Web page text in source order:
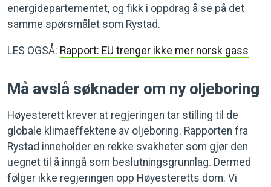
energidepartementet, og fikk i oppdrag å se på det
samme spørsmålet som Rystad.
LES OGSÅ: Rapport: EU trenger ikke mer norsk gass
Må avslå søknader om ny oljeboring
Høyesterett krever at regjeringen tar stilling til de
globale klimaeffektene av oljeboring. Rapporten fra
Rystad inneholder en rekke svakheter som gjør den
uegnet til å inngå som beslutningsgrunnlag. Dermed
følger ikke regjeringen opp Høyesteretts dom. Vi